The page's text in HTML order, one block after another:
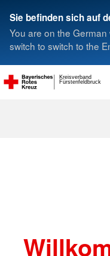
Sie befinden sich auf
You are on the
switch to switch to the
Fürstenfeldbruck
Kreisverband